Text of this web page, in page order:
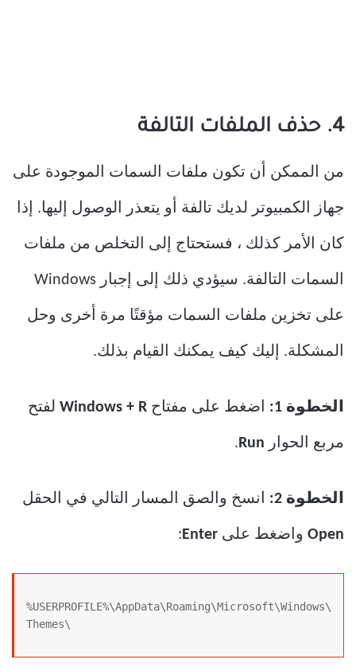
4. حذف الملفات التالفة
من الممكن أن تكون ملفات السمات الموجودة على
جهاز الكمبيوتر لديك تالفة أو يتعذر الوصول إليها. إذا
كان الأمر كذلك ، فستحتاج إلى التخلص من ملفات
السمات التالفة. سيؤدي ذلك إلى إجبار Windows
على تخزين ملفات السمات مؤقتًا مرة أخرى وحل
المشكلة. إليك كيف يمكنك القيام بذلك.
الخطوة 1: اضغط على مفتاح لفتح
مربع الحوار Run
.
الخطوة 2: انسخ والصق المسار التالي في الحقل
Open واضغط على Enter
:
%USERPROFILE%\AppData\Roaming\Microsoft\Windows\
Themes\